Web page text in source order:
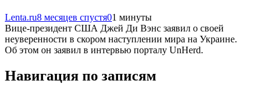
Lenta.ru8 месяцев спустя01 минуты
Вице-президент США Джей Ди Вэнс заявил о своей
неуверенности в скором наступлении мира на Украине.
Об этом он заявил в интервью порталу UnHerd.
Навигация по записям